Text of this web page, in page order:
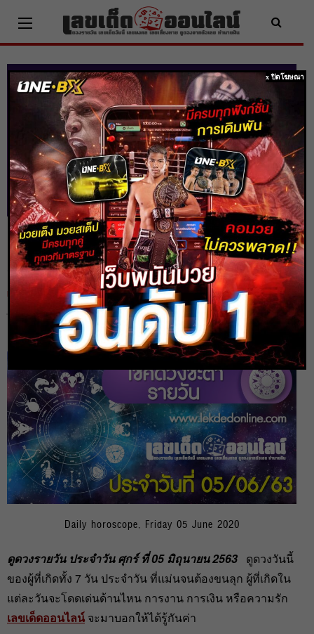
content
ดูดวงรายวัน ประจำวัน ศุกร์ ที่ 05
มิถุนายน 2563
Home ดวงรายวัน ดูดวงรายวัน ประจำวัน ศุกร์ ที่ 05 มิถุนายน 2563
heng99 5 มิ.ย. 2020
Daily horoscope, Friday 05 June 2020
ดูดวงรายวัน ประจำวัน ศุกร์ ที่ 05 มิถุนายน 2563 ดูดวงวันนี้
ของผู้ที่เกิดทั้ง 7 วัน ประจำวัน ที่แม่นจนต้องขนลุก ผู้ที่เกิดใน
แต่ละวันจะโดดเด่นด้านไหน การงาน การเงิน หรือความรัก
เลขเด็ดออนไลน์ จะมาบอกให้ได้รู้กันค่า
x ปิดโฆษณา